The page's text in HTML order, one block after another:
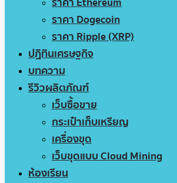
ราคา Dogecoin
ราคา Ripple (XRP)
ปฏิทินเศรษฐกิจ
บทความ
รีวิวผลิตภัณฑ์
เว็บซื้อขาย
กระเป๋าเก็บเหรียญ
เครื่องขุด
เว็บขุดแบบ Cloud Mining
ห้องเรียน